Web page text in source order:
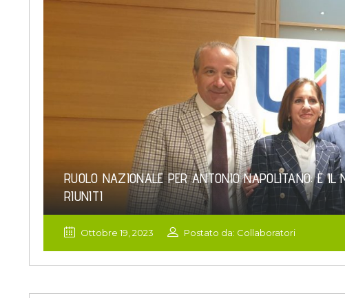
RUOLO NAZIONALE PER ANTONIO NAPOLITANO: È IL
RIUNITI
Ottobre 19, 2023 Postato da: Collaboratori